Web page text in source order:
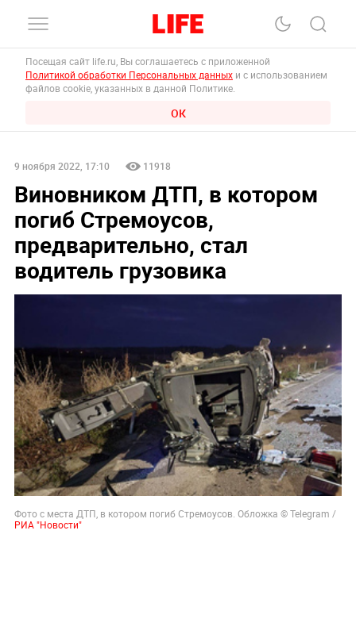
Посещая сайт life.ru, Вы соглашаетесь с приложенной
Политикой обработки Персональных данных и с использованием
файлов cookie, указанных в данной Политике.
ОК
9 ноября 2022, 17:10 11918
Виновником ДТП, в котором
погиб Стремоусов,
предварительно, стал
водитель грузовика
Фото с места ДТП, в котором погиб Стремоусов. Обложка © Telegram /
РИА "Новости"